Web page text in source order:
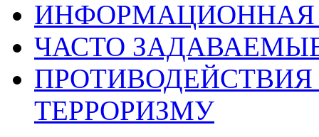
ИНФОРМАЦИОННАЯ
ЧАСТО
ТЕРРОРИЗМУ